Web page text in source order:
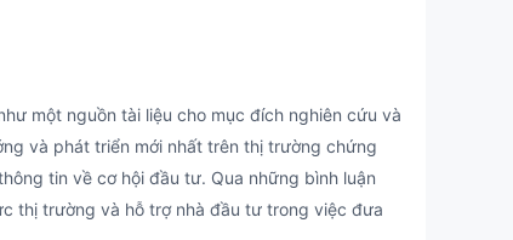
một nguồn tài liệu cho mục đích nghiên cứu và
và phát triển mới nhất trên thị trường chứng
tin về cơ hội đầu tư. Qua những bình luận
thị trường và hỗ trợ nhà đầu tư trong việc đưa